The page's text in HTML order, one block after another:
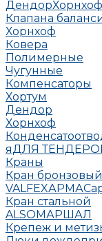
ДендорХорнхоф
Клапана
Хорнхоф
Ковера
Полимерные
Чугунные
Компенсаторы
Хортум
Дендор
Хорнхоф
яДЛЯ
Краны
Кран бронзовый
VALFEXАРМА
Кран стальной
ALSO МАРШАЛ
Крепеж и